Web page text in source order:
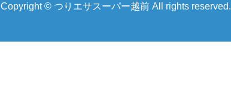
Copyright © つりエサスーパー越前 All rights reserved.